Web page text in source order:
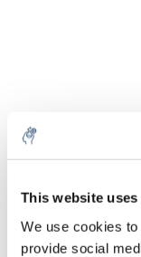
This website
We use cookies
provide social